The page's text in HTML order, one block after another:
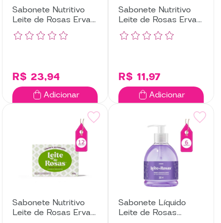
Sabonete Nutritivo
Leite de Rosas Erva
Doce com 6
Unidades
R$ 23,94
Adicionar
Sabonete Nutritivo
Leite de Rosas Erva
Doce com 3
Unidades
R$ 11,97
Adicionar
Sabonete Nutritivo
Leite de Rosas Erva
Sabonete Líquido
Leite de Rosas